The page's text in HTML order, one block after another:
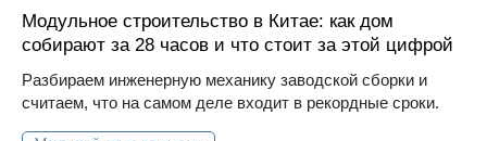
Модульное строительство в Китае: как дом
собирают за 28 часов и что стоит за этой цифрой
Разбираем инженерную механику заводской сборки и
считаем, что на самом деле входит в рекордные сроки.